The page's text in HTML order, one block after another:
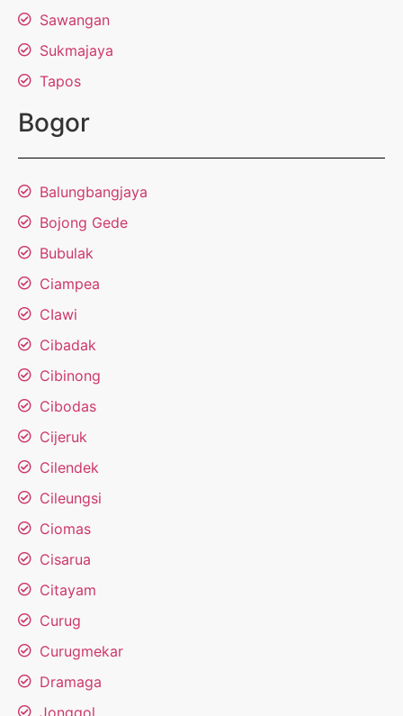
Sawangan
Sukmajaya
Tapos
Bogor
Balungbangjaya
Bojong Gede
Bubulak
Ciampea
CIawi
Cibadak
Cibinong
Cibodas
Cijeruk
Cilendek
Cileungsi
Ciomas
Cisarua
Citayam
Curug
Curugmekar
Dramaga
Jonggol